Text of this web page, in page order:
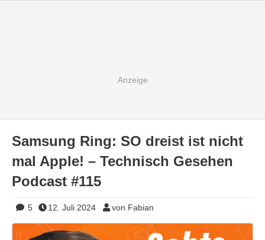
Samsung Ring: SO dreist ist nicht
mal Apple! – Technisch Gesehen
Podcast #115
5 12. Juli 2024 von Fabian